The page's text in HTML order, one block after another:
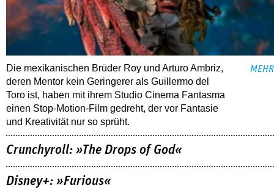
Die mexikanischen Brüder Roy und Arturo Ambriz,
deren Mentor kein Geringerer als Guillermo del
Toro ist, haben mit ihrem Studio Cinema Fantasma
einen Stop-Motion-Film gedreht, der vor Fantasie
und Kreativität nur so sprüht.
MEHR
Crunchyroll: »The Drops of God«
Disney+: »Furious«